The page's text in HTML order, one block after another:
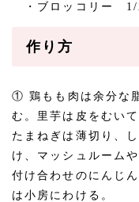
・ブロッコリー 1/
作り方
① 鶏もも肉は余分な
む。里芋は皮をむい
たまねぎは薄切り、
け、マッシュルーム
付け合わせのにんじ
は小房にわける。